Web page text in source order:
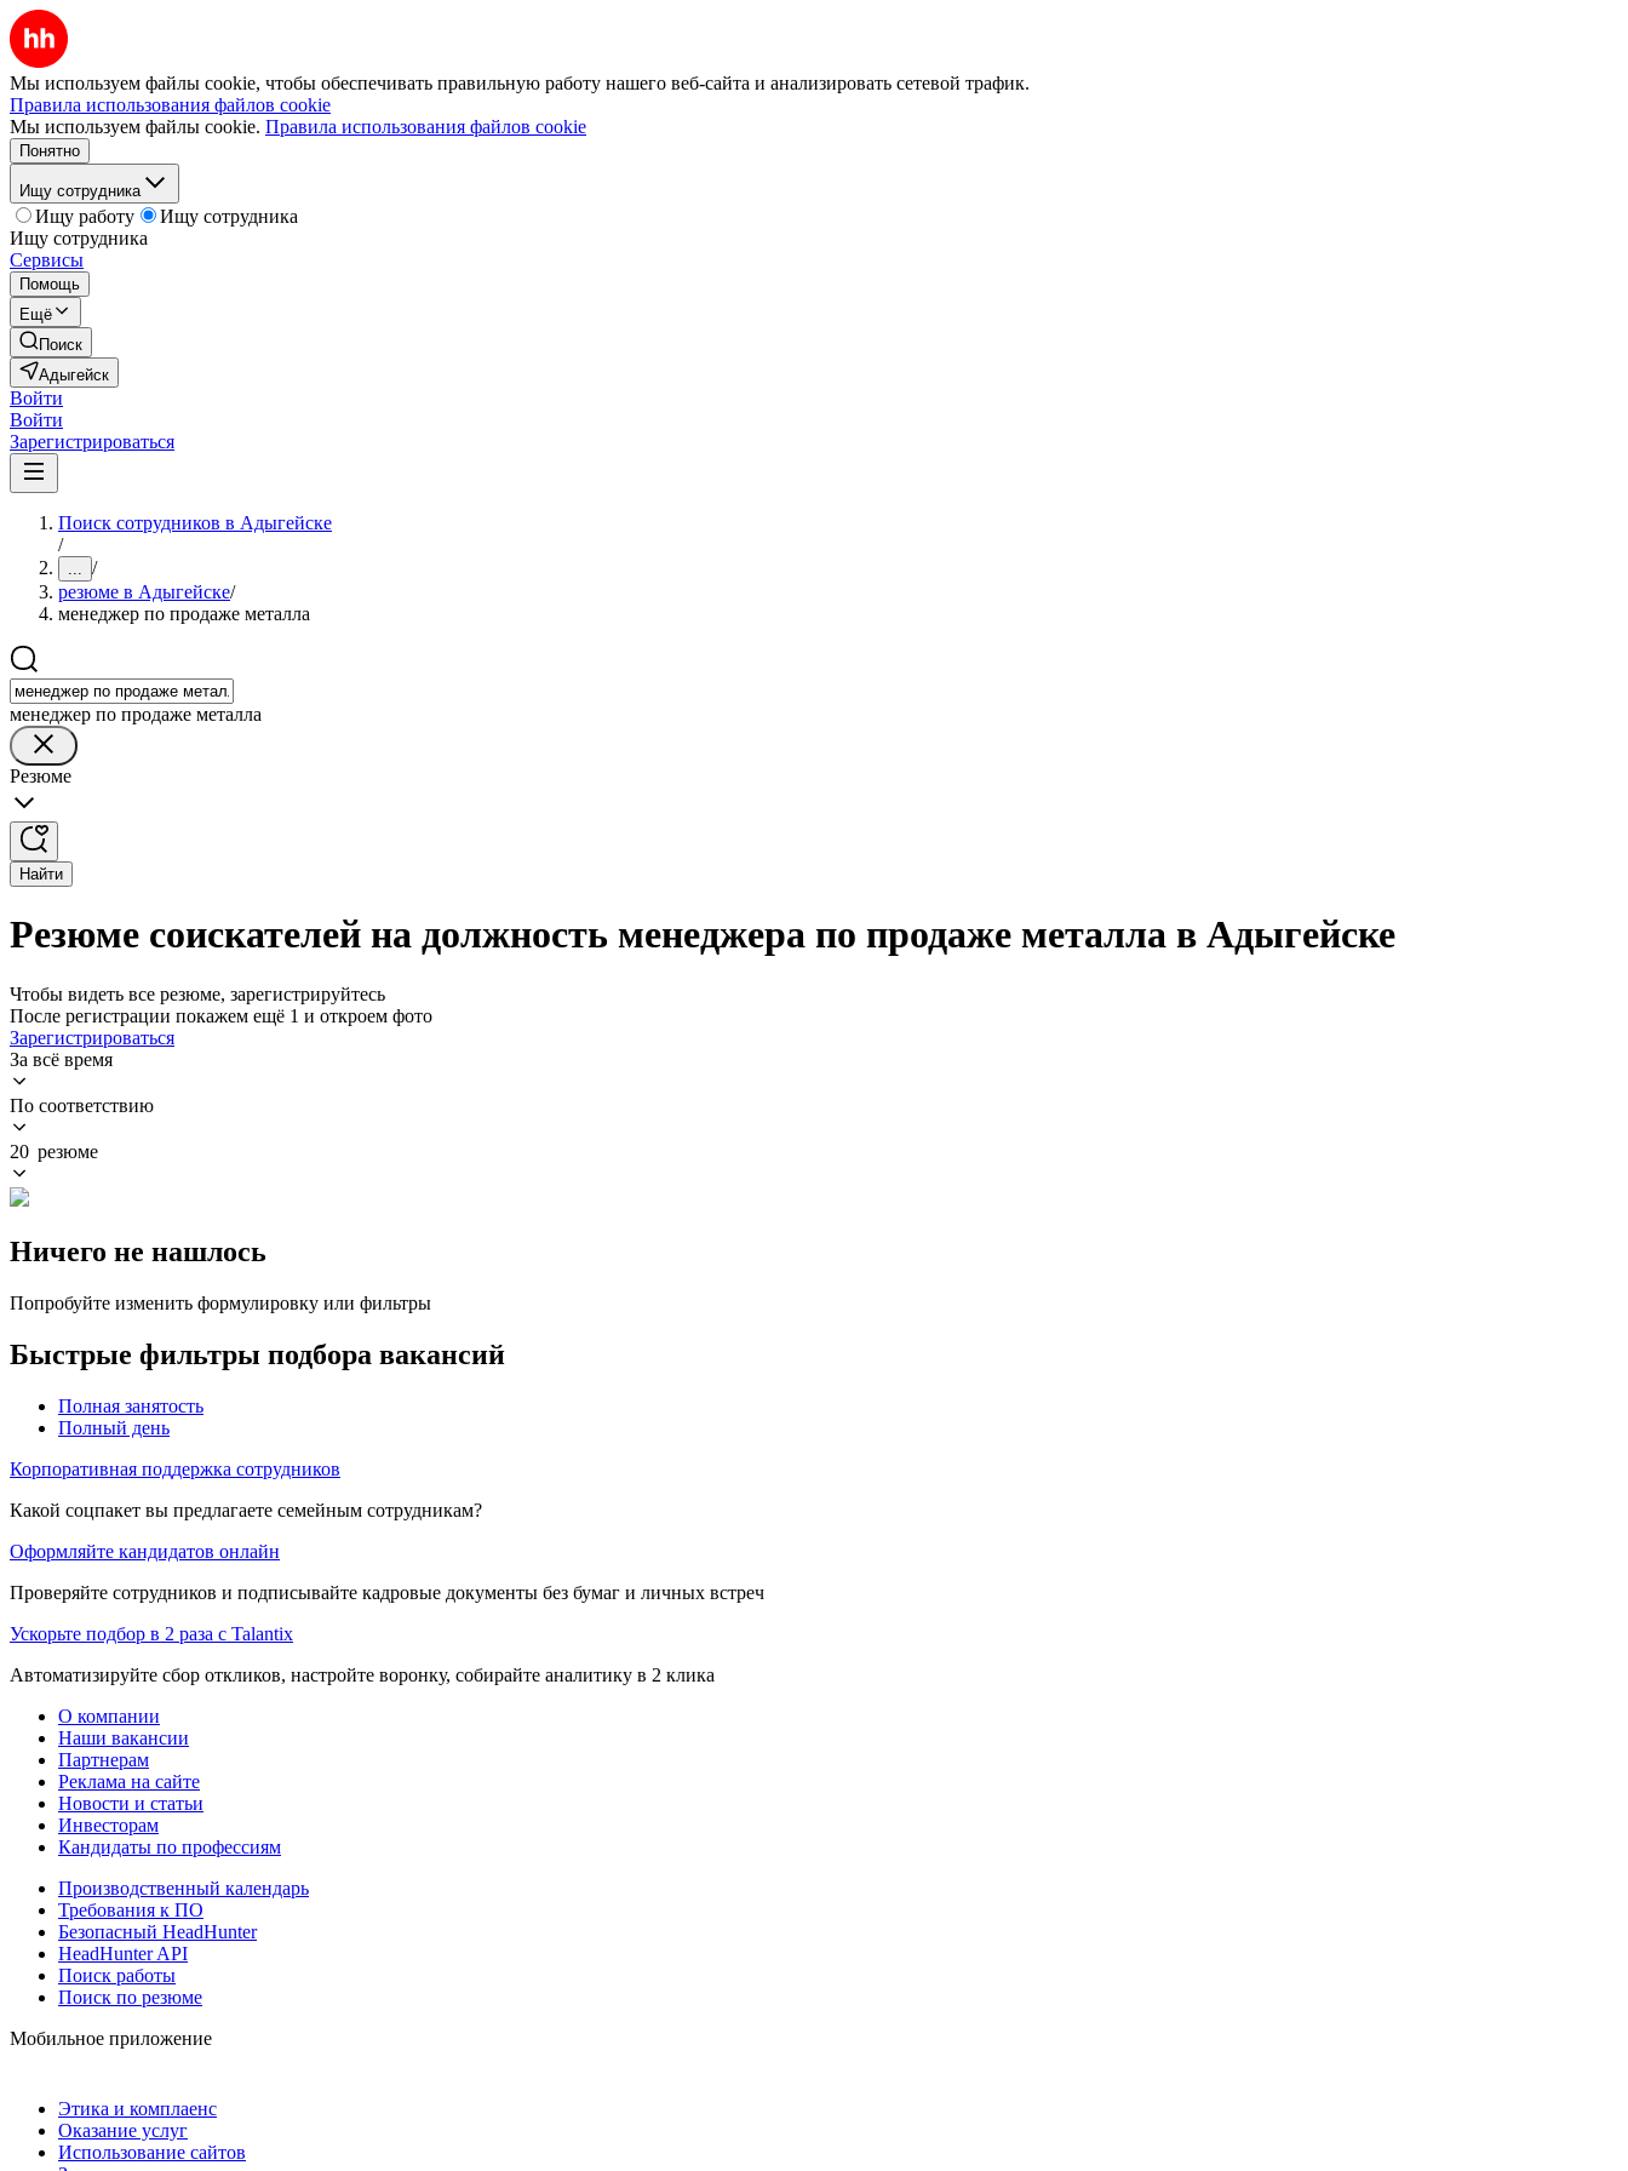
Мы используем файлы cookie, чтобы обеспечивать правильную работу нашего веб-сайта и анализировать сетевой трафик.
Правила использования файлов cookie
Мы используем файлы cookie. Правила использования файлов cookie
Понятно
Ищу сотрудника
Ищу работу
Ищу сотрудника
Ищу сотрудника
Сервисы
Помощь
Ещё
Поиск
Адыгейск
Войти
Войти
Зарегистрироваться
Поиск сотрудников в Адыгейске
/
... /
резюме в Адыгейске/
менеджер по продаже металла
менеджер по продаже металла
Резюме
Найти
Резюме соискателей на должность менеджера по продаже металла в Адыгейске
Чтобы видеть все резюме, зарегистрируйтесь
После регистрации покажем ещё 1 и откроем фото
Зарегистрироваться
За всё время
По соответствию
20 резюме
Ничего не нашлось
Попробуйте изменить формулировку или фильтры
Быстрые фильтры подбора вакансий
Полная занятость
Полный день
Корпоративная поддержка сотрудников
Какой соцпакет вы предлагаете семейным сотрудникам?
Оформляйте кандидатов онлайн
Проверяйте сотрудников и подписывайте кадровые документы без бумаг и личных встреч
Ускорьте подбор в 2 раза с Talantix
Автоматизируйте сбор откликов, настройте воронку, собирайте аналитику в 2 клика
О компании
Наши вакансии
Партнерам
Реклама на сайте
Новости и статьи
Инвесторам
Кандидаты по профессиям
Производственный календарь
Требования к ПО
Безопасный HeadHunter
HeadHunter API
Поиск работы
Поиск по резюме
Мобильное приложение
Этика и комплаенс
Оказание услуг
Использование сайтов